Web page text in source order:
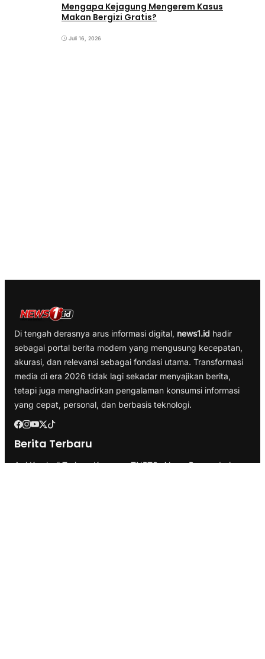
Mengapa Kejagung Mengerem Kasus
Makan Bergizi Gratis?
Juli 16, 2026
Di tengah derasnya arus informasi digital, news1.id hadir
sebagai portal berita modern yang mengusung kecepatan,
akurasi, dan relevansi sebagai fondasi utama. Transformasi
media di era 2026 tidak lagi sekadar menyajikan berita,
tetapi juga menghadirkan pengalaman konsumsi informasi
yang cepat, personal, dan berbasis teknologi.
Berita Terbaru
Api Kembali Terjang Kawasan TNBTS, Akses Bromo dari